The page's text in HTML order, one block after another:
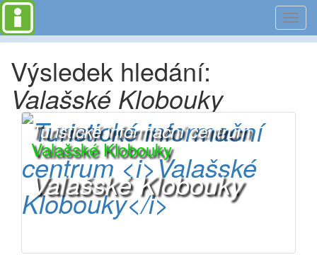
Výsledek hledání:
Valašské Klobouky
Turistické informační centrum
Valašské Klobouky
Valašské Klobouky